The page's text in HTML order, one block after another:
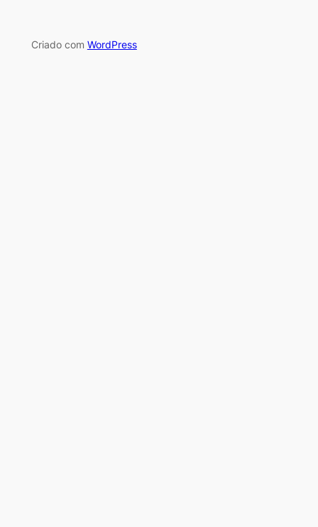
Criado com WordPress